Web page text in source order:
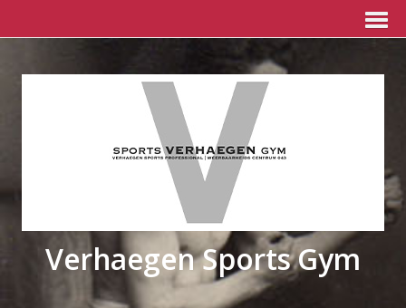
Verhaegen Sports Gym